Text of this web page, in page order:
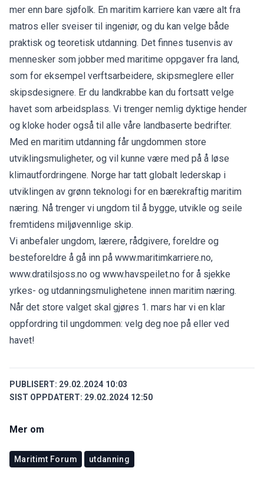
mer enn bare sjøfolk. En maritim karriere kan være alt fra
matros eller sveiser til ingeniør, og du kan velge både
praktisk og teoretisk utdanning. Det finnes tusenvis av
mennesker som jobber med maritime oppgaver fra land,
som for eksempel verftsarbeidere, skipsmeglere eller
skipsdesignere. Er du landkrabbe kan du fortsatt velge
havet som arbeidsplass. Vi trenger nemlig dyktige hender
og kloke hoder også til alle våre landbaserte bedrifter.
Med en maritim utdanning får ungdommen store
utviklingsmuligheter, og vil kunne være med på å løse
klimautfordringene. Norge har tatt globalt lederskap i
utviklingen av grønn teknologi for en bærekraftig maritim
næring. Nå trenger vi ungdom til å bygge, utvikle og seile
fremtidens miljøvennlige skip.
Vi anbefaler ungdom, lærere, rådgivere, foreldre og
besteforeldre å gå inn på www.maritimkarriere.no,
www.dratilsjoss.no og www.havspeilet.no for å sjekke
yrkes- og utdanningsmulighetene innen maritim næring.
Når det store valget skal gjøres 1. mars har vi en klar
oppfordring til ungdommen: velg deg noe på eller ved
havet!
PUBLISERT: 29.02.2024 10:03
SIST OPPDATERT: 29.02.2024 12:50
Mer om
Maritimt Forum utdanning